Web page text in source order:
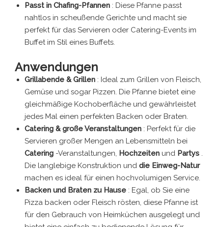
Passt in Chafing-Pfannen : Diese Pfanne passt
nahtlos in scheußende Gerichte und macht sie
perfekt für das Servieren oder Catering-Events im
Buffet im Stil eines Buffets.
Anwendungen
Grillabende & Grillen : Ideal zum Grillen von Fleisch,
Gemüse und sogar Pizzen. Die Pfanne bietet eine
gleichmäßige Kochoberfläche und gewährleistet
jedes Mal einen perfekten Backen oder Braten.
Catering & große Veranstaltungen : Perfekt für die
Servieren großer Mengen an Lebensmitteln bei
Catering -Veranstaltungen, Hochzeiten und Partys .
Die langlebige Konstruktion und die Einweg-Natur
machen es ideal für einen hochvolumigen Service.
Backen und Braten zu Hause : Egal, ob Sie eine
Pizza backen oder Fleisch rösten, diese Pfanne ist
für den Gebrauch von Heimküchen ausgelegt und